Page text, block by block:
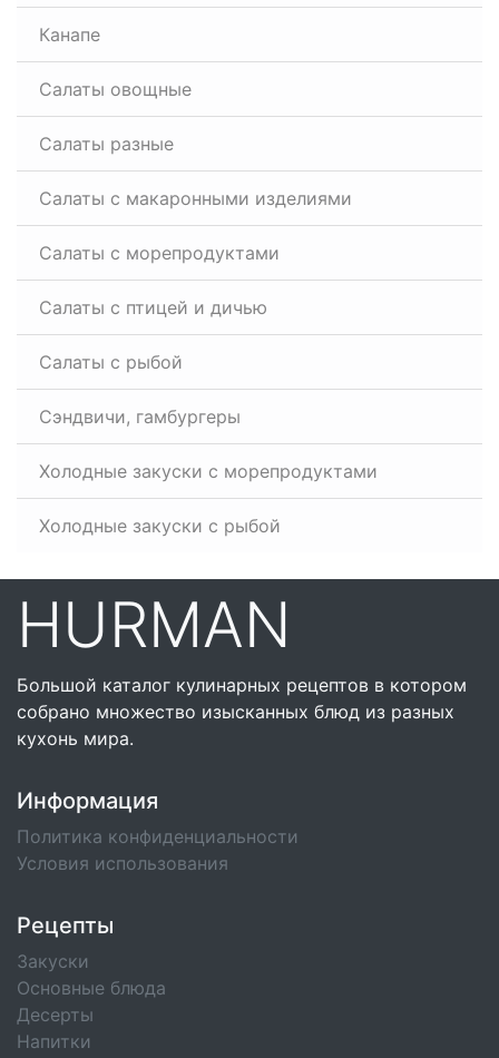
Канапе
Салаты овощные
Салаты разные
Салаты с макаронными изделиями
Салаты с морепродуктами
Салаты с птицей и дичью
Салаты с рыбой
Сэндвичи, гамбургеры
Холодные закуски с морепродуктами
Холодные закуски с рыбой
HURMAN
Большой каталог кулинарных рецептов в котором
собрано множество изысканных блюд из разных
кухонь мира.
Информация
Политика конфиденциальности
Условия использования
Рецепты
Закуски
Основные блюда
Десерты
Напитки